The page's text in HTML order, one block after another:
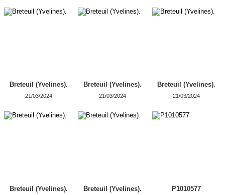
Breteuil (Yvelines).
21/03/2024
Breteuil (Yvelines).
21/03/2024
Breteuil (Yvelines).
21/03/2024
Breteuil (Yvelines). Breteuil (Yvelines). P1010577